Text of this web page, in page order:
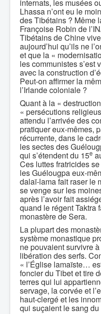
internats, les musées
Lhassa n’ont eu le
des Tibétains ? Même
Françoise Robin de
Tibétains de Chine
aujourd’hui qu’ils ne
et que la «
les communistes s’est
avec la construction
Peut-on affirmer la
l’Irlande coloniale ?
Quant à la «
« persécutions
attendu l’arrivée des
pratiquer eux-mêmes,
récurrente, dans le
les sectes des
qui s’étendent du 15e
Ces luttes fratricides
les Guélougpa eux-
dalaï-lama fait raser le
se venge sur les
après l’avoir fait
quand le régent Taktra
monastère de Sera.
La plupart des
système monastique
ne pouvaient survivre
libération des serfs.
« l’Église lamaïste…
foncier du Tibet et tire
terres qui lui
servage, la corvée et
haut-clergé et les
qui suçaient le sang